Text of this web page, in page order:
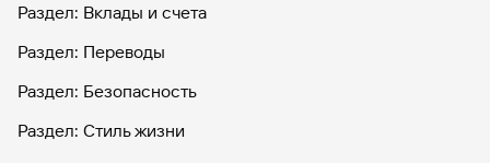
Раздел: Вклады и счета
Раздел: Переводы
Раздел: Безопасность
Раздел: Стиль жизни